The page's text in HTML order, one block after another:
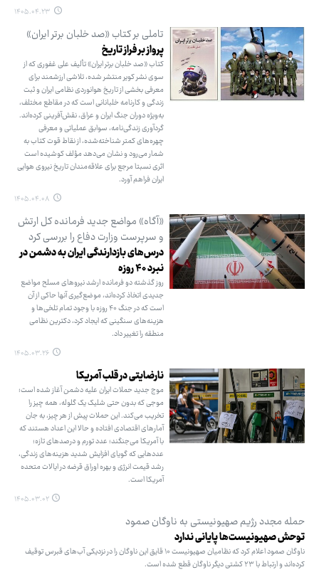
۱۴۰۵.۰۴.۲۳
تاملی بر کتاب «صد خلبان برتر ایران»
پرواز بر فراز تاریخ
کتاب «صد خلبان برتر ایران» تألیف علی غفوری که از
سوی نشر کویر منتشر شده، تلاشی ارزشمند برای
معرفی بخشی از تاریخ هوانوردی نظامی ایران و ثبت
زندگی و کارنامه خلبانانی است که در مقاطع مختلف،
به‌ویژه دوران جنگ ایران و عراق، نقش‌آفرینی کرده‌اند.
گردآوری زندگی‌نامه، سوابق عملیاتی و معرفی
چهره‌های کمتر شناخته‌شده، از نقاط قوت کتاب به
شمار می‌رود و نشان می‌دهد مؤلف کوشیده است
اثری نسبتا مرجع برای علاقه‌مندان تاریخ نیروی هوایی
ایران فراهم آورد.
۱۴۰۵.۰۴.۰۸
«آگاه» مواضع جدید فرمانده کل ارتش
و سرپرست وزارت دفاع را بررسی کرد
درس‌های بازدارندگی ایران به دشمن در
نبرد ۴۰ روزه
روز گذشته دو فرمانده ارشد نیروهای مسلح مواضع
جدیدی اتخاذ کرده‌اند، موضع‌گیری آنها حاکی از آن
است که در جنگ ۴۰ روزه با وجود تمام تلخی‌ها و
هزینه‌های سنگینی که ایجاد کرد، دکترین نظامی
منطقه را تغییر داد.
۱۴۰۵.۰۳.۲۶
نارضایتی در قلب آمریکا
موج جدید حملات ایران علیه دشمن آغاز شده است؛
موجی که بدون حتی شلیک یک گلوله، همه چیز را
تخریب می‌کند. این حملات پیش از هر چیز، به جان
آمارهای اقتصادی افتاده و حالا این اعداد هستند که
با آمریکا می‌جنگند؛ عدد تورم و درصدهای تازه؛
عددهایی که گویای افزایش شدید هزینه‌های زندگی،
رشد قیمت انرژی و بهره اوراق قرضه در ایالات متحده
آمریکا است.
۱۴۰۵.۰۳.۰۲
حمله مجدد رژیم صهیونیستی به ناوگان صمود
توحش صهیونیست‌ها پایانی ندارد
ناوگان صمود اعلام کرد که نظامیان صهیونیست ۱۰ قایق این ناوگان را در نزدیکی آب‌های قبرس توقیف
کرده‌اند و ارتباط با ۲۳ کشتی دیگر ناوگان قطع شده است.